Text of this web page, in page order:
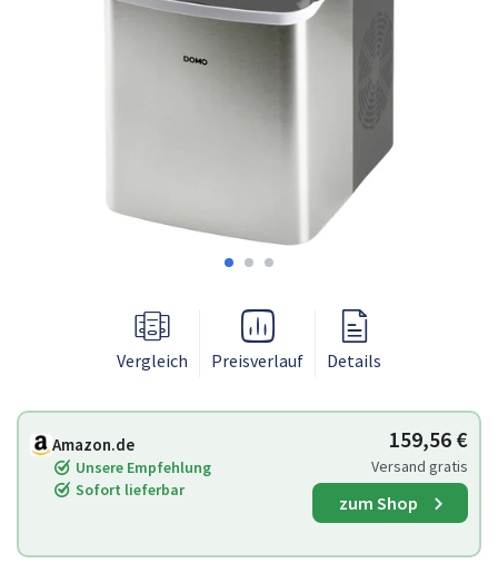
Vergleich Preisverlauf Details
Amazon.de
Unsere Empfehlung
Sofort lieferbar
159,56 €
Versand gratis
zum Shop